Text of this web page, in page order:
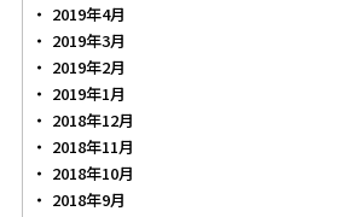
2019年4月
2019年3月
2019年2月
2019年1月
2018年12月
2018年11月
2018年10月
2018年9月